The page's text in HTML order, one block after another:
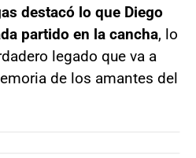
destacó lo que Diego
partido en la cancha, lo
legado que va a
de los amantes del